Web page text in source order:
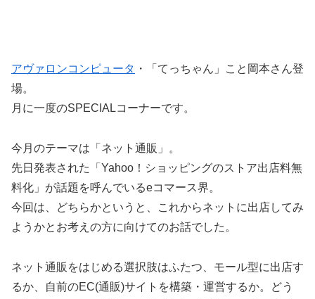
アヴァロンコンピュータ ・「てっちゃん」こと岡本さん登
場。
月に一度のSPECIALコーナーです。
今月のテーマは「ネット通販」。
先日発表された「Yahoo！ショッピングのストア出店料無
料化」が話題を呼んでいるeコマース界。
今回は、どちらかというと、これからネットに出店してみ
ようかとお考えの方に向けてのお話でした。
ネット通販をはじめる選択肢はふたつ、モール型に出店す
るか、自前のEC(通販)サイトを構築・運営するか。どう